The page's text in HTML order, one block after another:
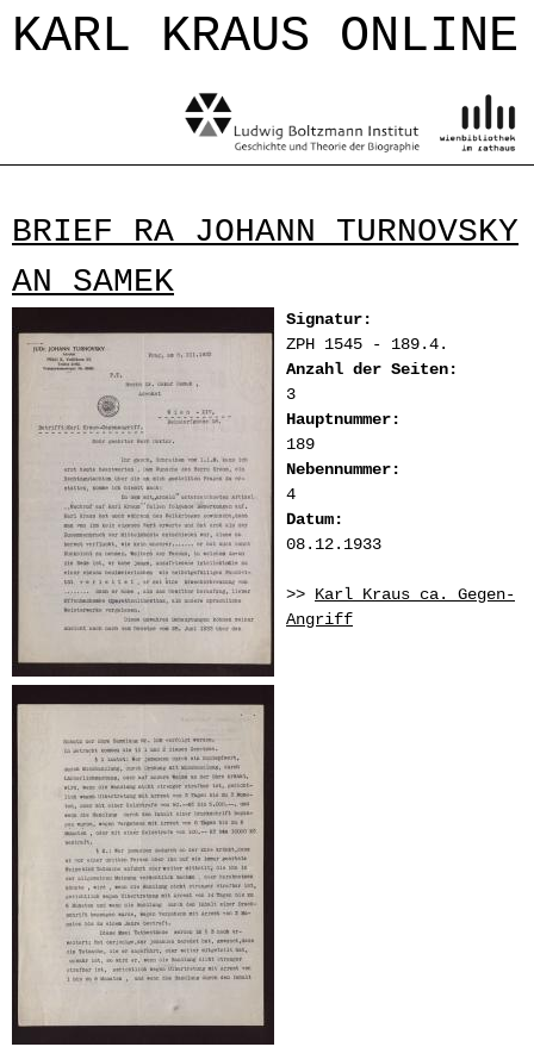
Jump to navigation
KARL KRAUS ONLINE
BRIEF RA JOHANN TURNOVSKY
AN SAMEK
Signatur:
ZPH 1545 - 189.4.
Anzahl der Seiten:
3
Hauptnummer:
189
Nebennummer:
4
Datum:
08.12.1933
>> Karl Kraus ca. Gegen-
Angriff